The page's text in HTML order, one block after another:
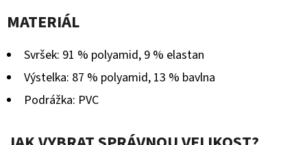
MATERIÁL
Svršek: 91 % polyamid, 9 % elastan
Výstelka: 87 % polyamid, 13 % bavlna
Podrážka: PVC